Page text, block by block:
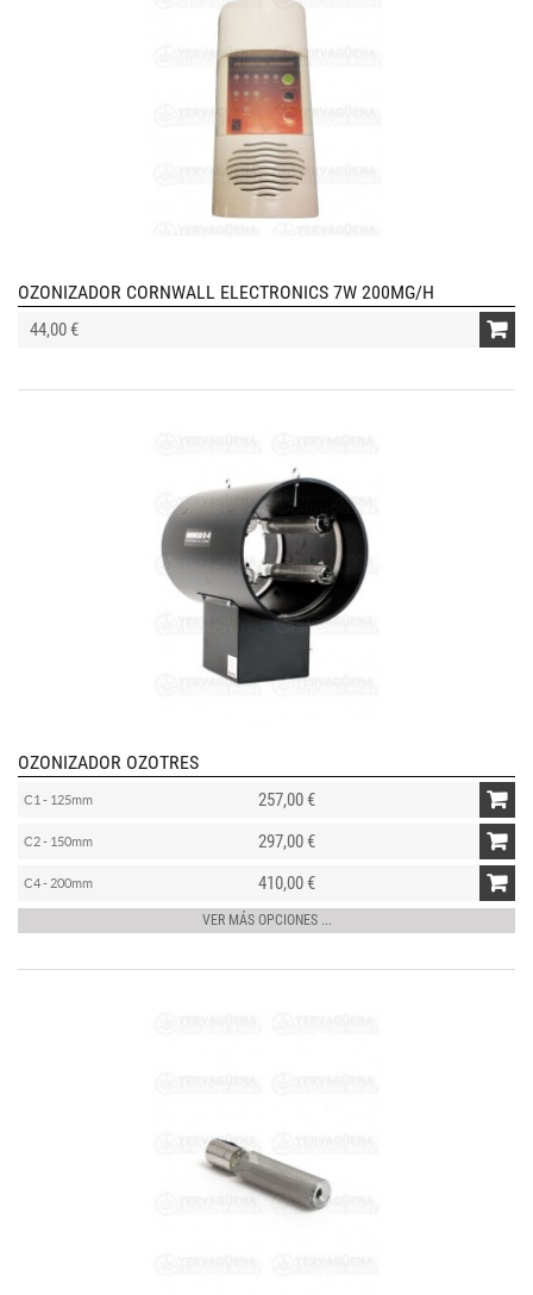
OZONIZADOR CORNWALL ELECTRONICS 7W 200MG/H
44,00 €
OZONIZADOR OZOTRES
C1 - 125mm 257,00 €
C2 - 150mm 297,00 €
C4 - 200mm 410,00 €
VER MÁS OPCIONES ...